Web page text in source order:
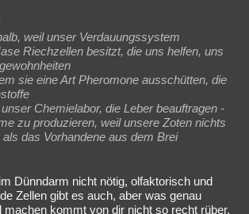
weil unser Verdauungssystem
Riechzellen besitzt, die uns helfen, uns
sie eine Art Pheromone ausschütten, die
Chemielabor, die Leber beauftragen -
zu produzieren, weil unsere Zoten nichts
das Vorhandene aus dem Brei
Dünndarm nicht nötig, olfaktorisch und
Zellen gibt es auch, aber was genau
machen kommt von dir nicht so recht rüber.